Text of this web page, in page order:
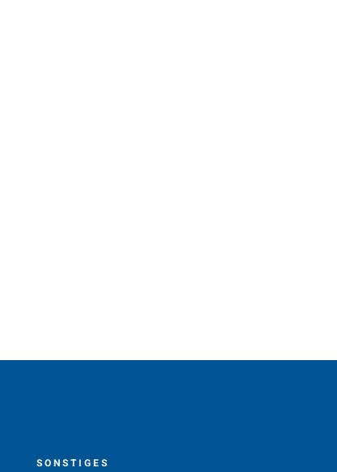
SONSTIGES